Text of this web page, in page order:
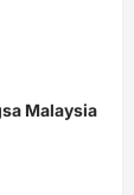
Malaysia